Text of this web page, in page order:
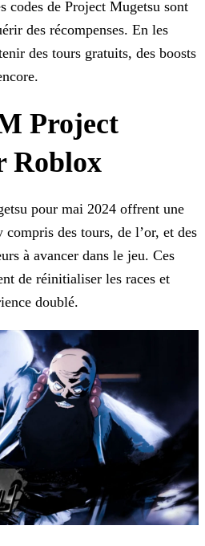
codes de Project Mugetsu sont
des récompenses. En les
des tours gratuits, des boosts
Project
Roblox
pour mai 2024 offrent une
compris des tours, de l’or, et des
à avancer dans le jeu. Ces
de réinitialiser les races et
doublé.